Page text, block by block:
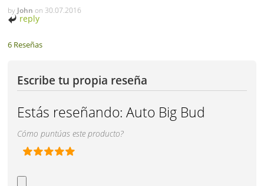
by John on30.07.2016
reply
6 Reseñas
Escribe tu propia reseña
Estás reseñando:Auto Big Bud
Cómo puntúas este producto?